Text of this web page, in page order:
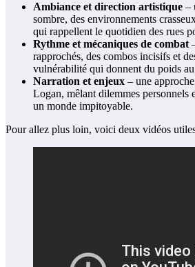
Ambiance et direction artistique –
sombre, des environnements
qui rappellent le quotidien des rues
Rythme et mécaniques de combat
rapprochés, des combos incisifs et
vulnérabilité qui donnent du poids au
Narration et enjeux – une
Logan, mêlant dilemmes personnels
un monde impitoyable.
Pour allez plus loin, voici deux vidéos